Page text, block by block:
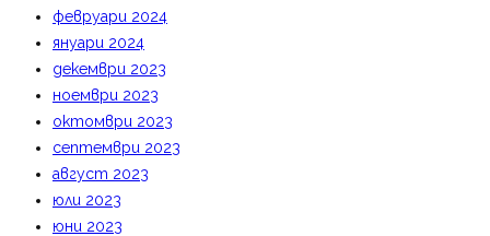
февруари 2024
януари 2024
декември 2023
ноември 2023
октомври 2023
септември 2023
август 2023
юли 2023
юни 2023